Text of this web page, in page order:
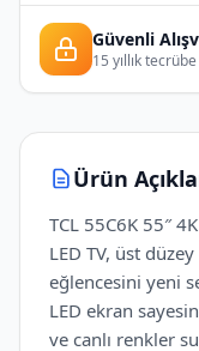
Ürün
TCL 55C6K 55″
LED TV, üst
eğlencesini yeni
LED ekran
ve canlı renkler
Güvenli
15 yıllık